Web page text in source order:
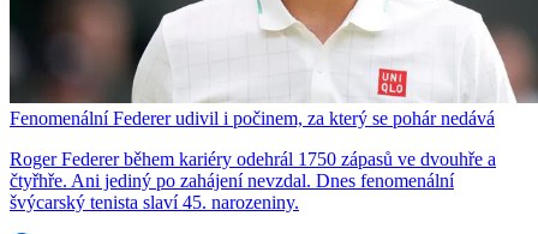
Fenomenální Federer udivil i počinem, za který se pohár nedává
Roger Federer během kariéry odehrál 1750 zápasů ve dvouhře a
čtyřhře. Ani jediný po zahájení nevzdal. Dnes fenomenální
švýcarský tenista slaví 45. narozeniny.